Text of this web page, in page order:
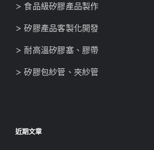
> 食品級矽膠產品製作
> 矽膠產品客製化開發
> 耐高溫矽膠塞、膠帶
> 矽膠包紗管、夾紗管
近期文章